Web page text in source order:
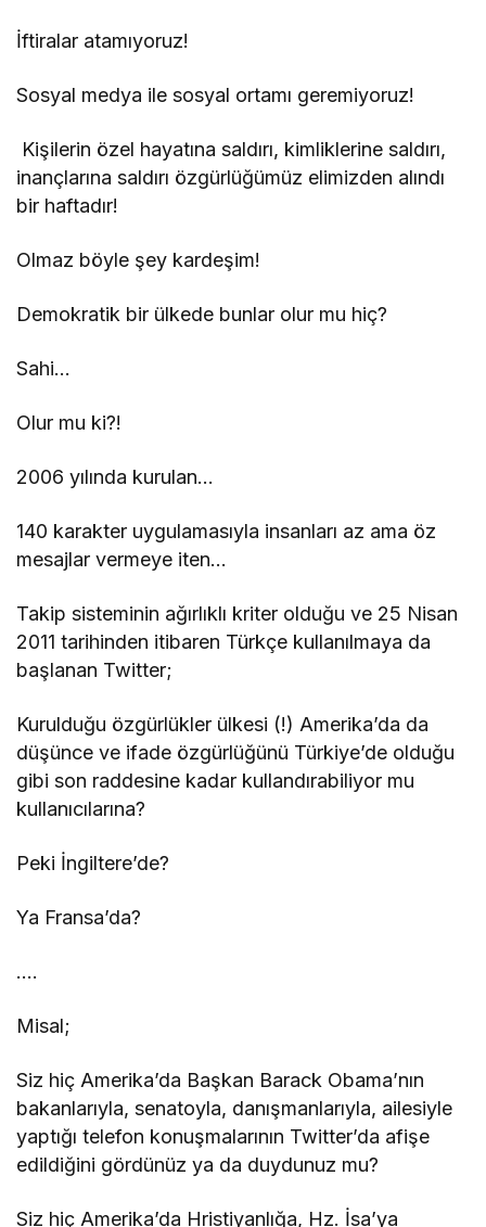
İftiralar atamıyoruz!
Sosyal medya ile sosyal ortamı geremiyoruz!
Kişilerin özel hayatına saldırı, kimliklerine saldırı,
inançlarına saldırı özgürlüğümüz elimizden alındı
bir haftadır!
Olmaz böyle şey kardeşim!
Demokratik bir ülkede bunlar olur mu hiç?
Sahi…
Olur mu ki?!
2006 yılında kurulan…
140 karakter uygulamasıyla insanları az ama öz
mesajlar vermeye iten…
Takip sisteminin ağırlıklı kriter olduğu ve 25 Nisan
2011 tarihinden itibaren Türkçe kullanılmaya da
başlanan Twitter;
Kurulduğu özgürlükler ülkesi (!) Amerika’da da
düşünce ve ifade özgürlüğünü Türkiye’de olduğu
gibi son raddesine kadar kullandırabiliyor mu
kullanıcılarına?
Peki İngiltere’de?
Ya Fransa’da?
….
Misal;
Siz hiç Amerika’da Başkan Barack Obama’nın
bakanlarıyla, senatoyla, danışmanlarıyla, ailesiyle
yaptığı telefon konuşmalarının Twitter’da afişe
edildiğini gördünüz ya da duydunuz mu?
Siz hiç Amerika’da Hristiyanlığa, Hz. İsa’ya